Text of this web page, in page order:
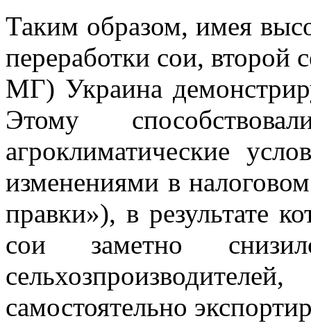
Таким образом, имея
переработки сои, второй
МГ) Украина
Этому
агроклиматические
изменениями в
правки»), в результате
сои заметно
самостоятельно